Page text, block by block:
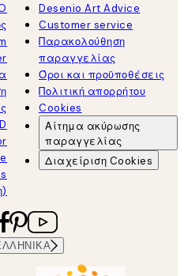
Desenio Art Advice
Customer service
Παρακολούθηση
παραγγελίας
Όροι και προϋποθέσεις
Πολιτική απορρήτου
Cookies
Αίτημα ακύρωσης
παραγγελίας
Διαχείριση Cookies